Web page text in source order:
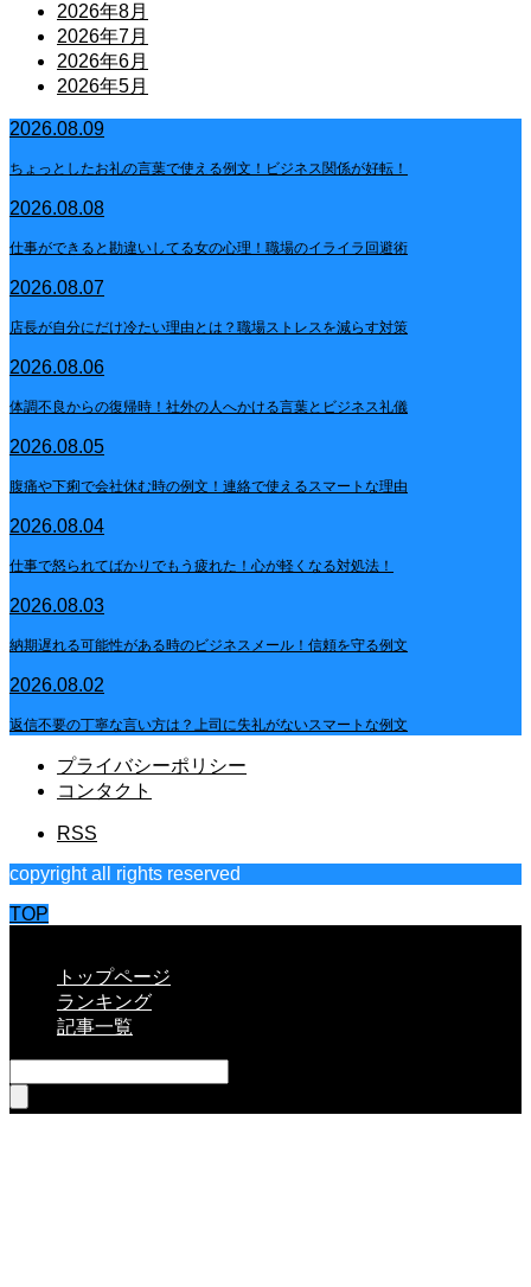
2026年8月
2026年7月
2026年6月
2026年5月
2026.08.09
ちょっとしたお礼の言葉で使える例文！ビジネス関係が好転！
2026.08.08
仕事ができると勘違いしてる女の心理！職場のイライラ回避術
2026.08.07
店長が自分にだけ冷たい理由とは？職場ストレスを減らす対策
2026.08.06
体調不良からの復帰時！社外の人へかける言葉とビジネス礼儀
2026.08.05
腹痛や下痢で会社休む時の例文！連絡で使えるスマートな理由
2026.08.04
仕事で怒られてばかりでもう疲れた！心が軽くなる対処法！
2026.08.03
納期遅れる可能性がある時のビジネスメール！信頼を守る例文
2026.08.02
返信不要の丁寧な言い方は？上司に失礼がないスマートな例文
プライバシーポリシー
コンタクト
RSS
copyright all rights reserved
TOP
トップページ
ランキング
記事一覧